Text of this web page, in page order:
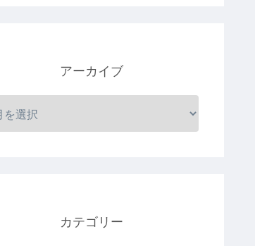
アーカイブ
カテゴリー